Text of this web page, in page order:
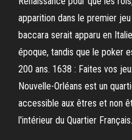
apparition dans le premier
baccara serait apparu en
époque, tandis que le poker
200 ans. 1638 : Faites vos
Nouvelle-Orléans est un
accessible aux êtres et non
l'intérieur du Quartier Français.